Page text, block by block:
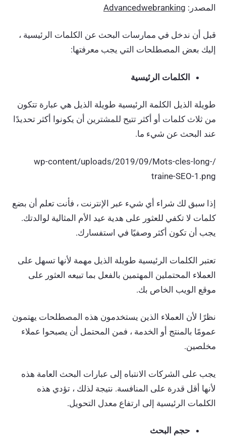
المصدر: Advancedwebranking
قبل أن ندخل في ممارسات البحث عن الكلمات الرئيسية ،
إليك بعض المصطلحات التي يجب معرفتها:
الكلمات الرئيسية
طويلة الذيل الكلمة الرئيسية طويلة الذيل هي عبارة تتكون
من ثلاث كلمات أو أكثر تتيح للمشترين أن يكونوا أكثر تحديدًا
عند البحث عن شيء ما.
/wp-content/uploads/2019/09/Mots-cles-long-
traine-SEO-1.png
إذا سبق لك شراء أي شيء عبر الإنترنت ، فأنت تعلم أن بضع
كلمات لا تكفي للعثور على هدية عيد الأم المثالية لوالدتك.
يجب أن تكون أكثر وصفيًا في استفسارك.
تعتبر الكلمات الرئيسية طويلة الذيل مهمة لأنها تسهل على
العملاء المحتملين المهتمين بالفعل بما تبيعه العثور على
موقع الويب الخاص بك.
نظرًا لأن العملاء الذين يستخدمون هذه المصطلحات يهتمون
عمومًا بالمنتج أو الخدمة ، فمن المحتمل أن يصبحوا عملاء
مخلصين.
يجب على الشركات الانتباه إلى عبارات البحث العامة هذه
لأنها أقل قدرة على المنافسة. نتيجة لذلك ، تؤدي هذه
الكلمات الرئيسية إلى ارتفاع معدل التحويل.
حجم البحث